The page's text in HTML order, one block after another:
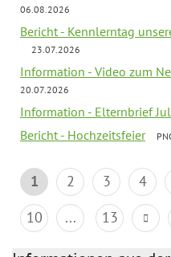
06.08.2026
Bericht - Kennlerntag
23.07.2026
Information - Video zum
20.07.2026
Information - Elternbrief
Bericht - Hochzeitsfeier
1 2 3 4
10
... 13